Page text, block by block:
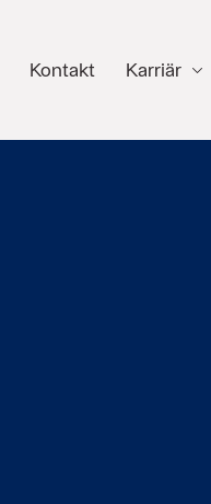
Kontakt Karriär